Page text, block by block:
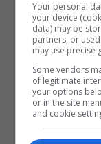
Jogurt Me Fruta
Your personal
your device
data) may be
partners, or
may use precise
Some vendors
of legitimate
your options
or in the site
and cookie